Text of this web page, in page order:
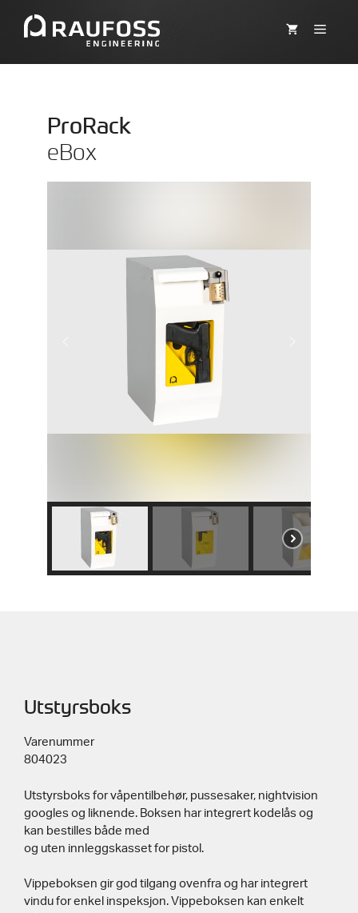
MENY
ProRack
eBox
Utstyrsboks
Varenummer
804023
Utstyrsboks for våpentilbehør, pussesaker, nightvision
googles og liknende. Boksen har integrert kodelås og
kan bestilles både med
og uten innleggskasset for pistol.
Vippeboksen gir god tilgang ovenfra og har integrert
vindu for enkel inspeksjon. Vippeboksen kan enkelt